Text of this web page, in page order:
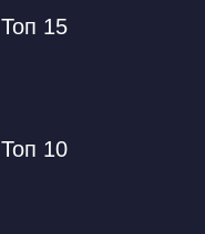
Топ 15
Топ 10